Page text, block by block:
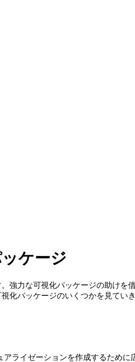
ケージ
強力な可視化パッケージの助け
化パッケージのいくつかを見ていき
ライゼーションを作成するため